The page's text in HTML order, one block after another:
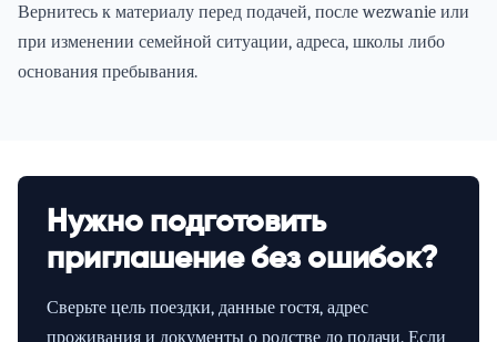
Вернитесь к материалу перед подачей, после wezwanie или
при изменении семейной ситуации, адреса, школы либо
основания пребывания.
Нужно подготовить
приглашение без ошибок?
Сверьте цель поездки, данные гостя, адрес
проживания и документы о родстве до подачи. Если